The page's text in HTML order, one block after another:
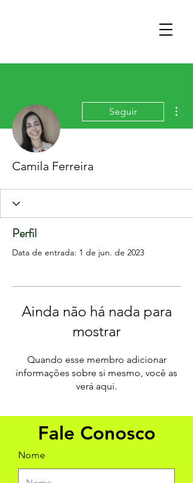
Seguir
Camila Ferreira
Perfil
Data de entrada: 1 de jun. de 2023
Ainda não há nada para
mostrar
Quando esse membro adicionar
informações sobre si mesmo, você as
verá aqui.
Fale Conosco
Nome